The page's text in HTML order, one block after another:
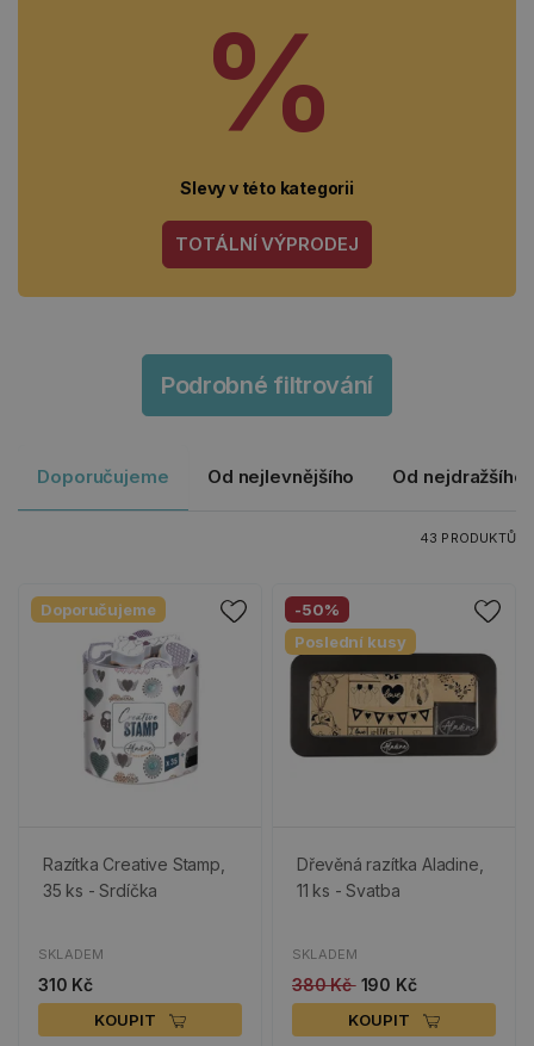
%
Slevy v této kategorii
TOTÁLNÍ VÝPRODEJ
Podrobné filtrování
Doporučujeme Od nejlevnějšího Od nejdražšího
43 PRODUKTŮ
Doporučujeme
Razítka Creative Stamp,
35 ks - Srdíčka
SKLADEM
310 Kč
KOUPIT
-50%
Poslední kusy
Dřevěná razítka Aladine,
11 ks - Svatba
SKLADEM
380 Kč 190 Kč
KOUPIT